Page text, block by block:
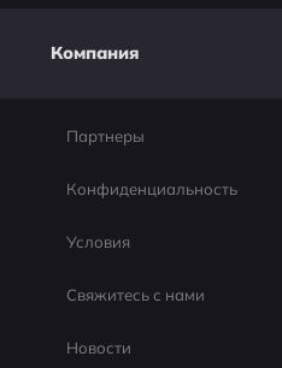
Компания
Партнеры
Конфиденциальность
Условия
Свяжитесь с нами
Новости